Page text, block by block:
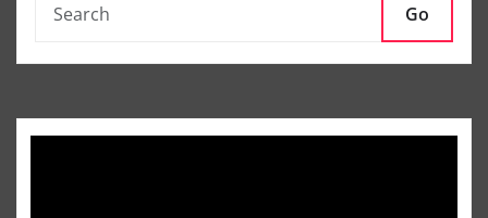
Go